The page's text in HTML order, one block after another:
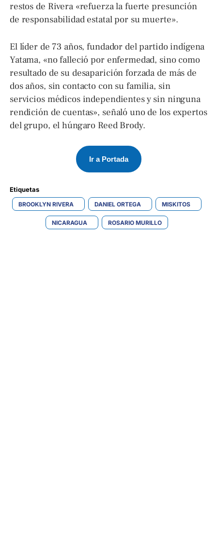
restos de Rivera «refuerza la fuerte presunción
de responsabilidad estatal por su muerte».
El líder de 73 años, fundador del partido indígena
Yatama, «no falleció por enfermedad, sino como
resultado de su desaparición forzada de más de
dos años, sin contacto con su familia, sin
servicios médicos independientes y sin ninguna
rendición de cuentas», señaló uno de los expertos
del grupo, el húngaro Reed Brody.
Ir a Portada
Etiquetas
BROOKLYN RIVERA DANIEL ORTEGA MISKITOS
NICARAGUA ROSARIO MURILLO